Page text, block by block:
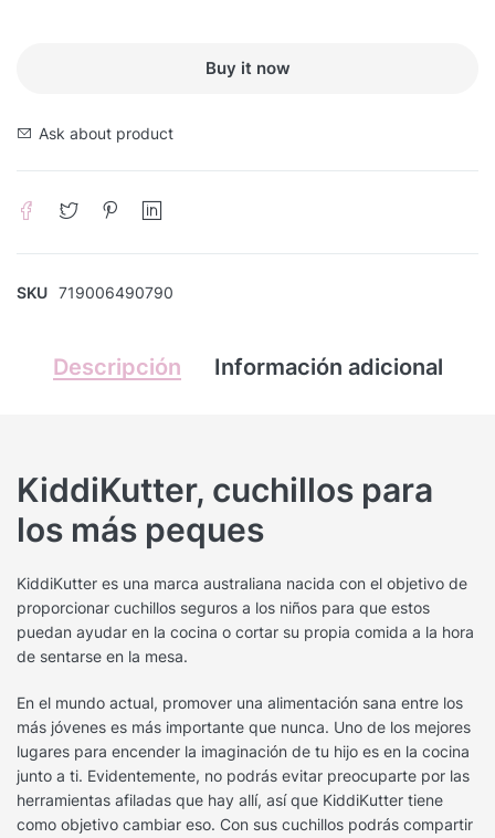
Buy it now
Ask about product
SKU 719006490790
Descripción Información adicional
KiddiKutter, cuchillos para
los más peques
KiddiKutter es una marca australiana nacida con el objetivo de
proporcionar cuchillos seguros a los niños para que estos
puedan ayudar en la cocina o cortar su propia comida a la hora
de sentarse en la mesa.
En el mundo actual, promover una alimentación sana entre los
más jóvenes es más importante que nunca. Uno de los mejores
lugares para encender la imaginación de tu hijo es en la cocina
junto a ti. Evidentemente, no podrás evitar preocuparte por las
herramientas afiladas que hay allí, así que KiddiKutter tiene
como objetivo cambiar eso. Con sus cuchillos podrás compartir